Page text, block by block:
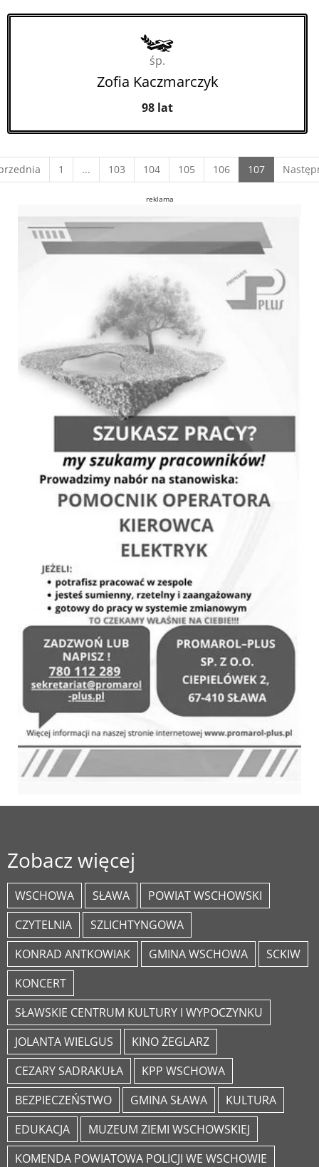
śp.
Zofia Kaczmarczyk
98 lat
1 ... 103 104 105 106 107(current)
reklama
Zobacz więcej
WSCHOWA SŁAWA
POWIAT WSCHOWSKI
CZYTELNIA
SZLICHTYNGOWA
KONRAD ANTKOWIAK
GMINA WSCHOWA
SCKIW
KONCERT
SŁAWSKIE CENTRUM KULTURY I WYPOCZYNKU
JOLANTA WIELGUS
KINO ŻEGLARZ
CEZARY SADRAKUŁA
KPP WSCHOWA
BEZPIECZEŃSTWO
GMINA SŁAWA
KULTURA
EDUKACJA
MUZEUM ZIEMI WSCHOWSKIEJ
KOMENDA POWIATOWA POLICJI WE WSCHOWIE